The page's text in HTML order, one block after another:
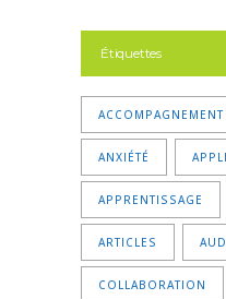
Étiquettes
ACCOMPAGNEMENT
ANXIÉTÉ
APPRENTISSAGE
ARTICLES
COLLABORATION